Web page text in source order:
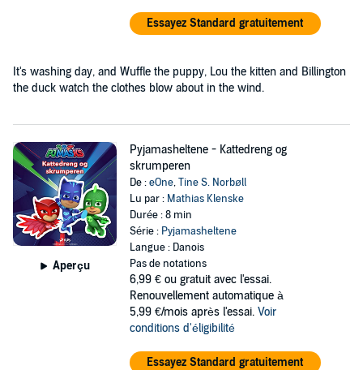
Essayez Standard gratuitement
It's washing day, and Wuffle the puppy, Lou the kitten and Billington
the duck watch the clothes blow about in the wind.
Aperçu
Pyjamasheltene - Kattedreng og
skrumperen
De :eOne,Tine S. Norbøll
Lu par : Mathias Klenske
Durée : 8 min
Série : Pyjamasheltene
Langue : Danois
Pas de notations
6,99 € ou gratuit avec l'essai.
Renouvellement automatique à
5,99 €/mois après l'essai. Voir
conditions d'éligibilité
Essayez Standard gratuitement